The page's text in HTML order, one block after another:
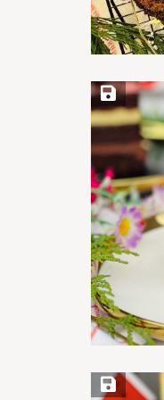
Save Recipe
Save Recipe